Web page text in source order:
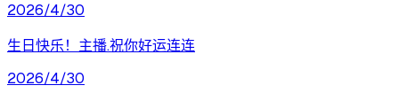
2026/4/30
生日快乐！主播.祝你好运连连
2026/4/30